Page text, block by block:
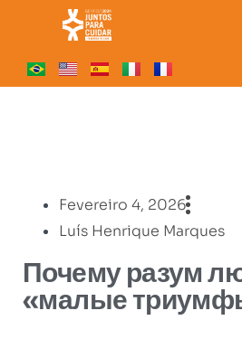
Fevereiro 4, 2026
Luís Henrique Marques
Почему разум
«малые